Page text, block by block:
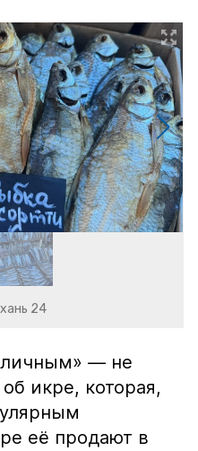
24
— не
икре, которая,
её продают в